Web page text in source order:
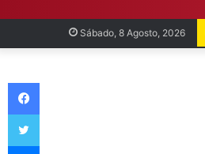
Sábado, 8 Agosto, 2026
Facebook
Twitter
Messenger